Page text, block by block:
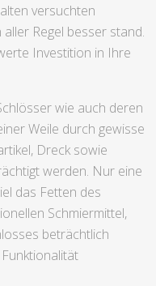
versuchten
Regel besser stand.
Investition in Ihre
wie auch deren
Weile durch gewisse
Dreck sowie
werden. Nur eine
das Fetten des
Schmiermittel,
beträchtlich